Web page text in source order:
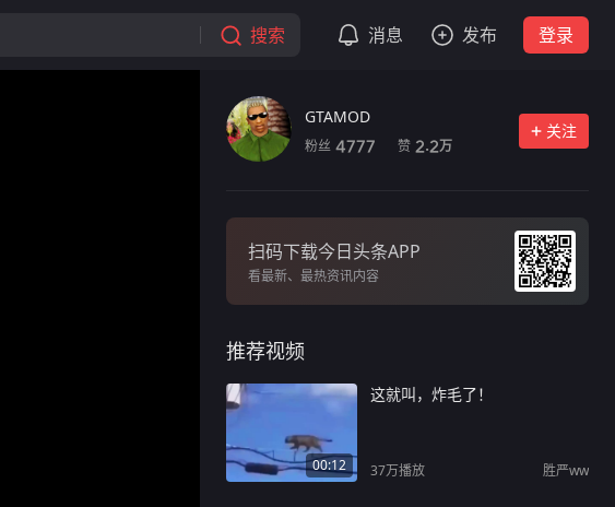
搜索 消息 发布 登录
GTAMOD
粉丝 4777 赞 2.2万
关注
扫码下载今日头条APP
看最新、最热资讯内容
推荐视频
00:12
这就叫，炸毛了！
37万播放 胜严ww